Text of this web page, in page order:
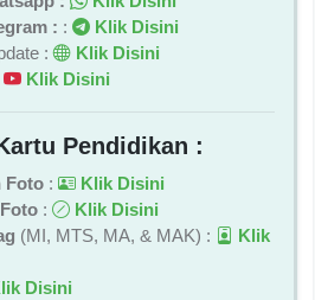
: :
Klik Disini
:
Klik Disini
Klik Disini
Pendidikan :
Foto :
Klik Disini
:
Klik Disini
(MI, MTS, MA, & MAK) :
Klik
Disini